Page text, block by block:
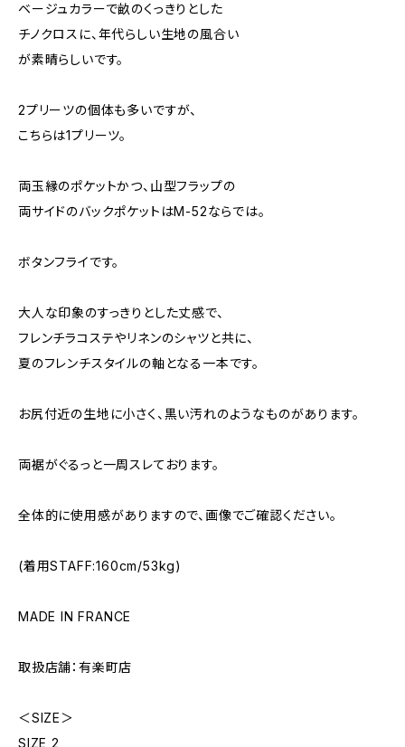
ベージュカラーで畝のくっきりとした
チノクロスに、年代らしい生地の風合い
が素晴らしいです。
2プリーツの個体も多いですが、
こちらは1プリーツ。
両玉縁のポケットかつ、山型フラップの
両サイドのバックポケットはM-52ならでは。
ボタンフライです。
大人な印象のすっきりとした丈感で、
フレンチラコステやリネンのシャツと共に、
夏のフレンチスタイルの軸となる一本です。
お尻付近の生地に小さく、黒い汚れのようなものがあります。
両裾がぐるっと一周スレております。
全体的に使用感がありますので、画像でご確認ください。
(着用STAFF:160cm/53kg)
MADE IN FRANCE
取扱店舗：有楽町店
＜SIZE＞
SIZE 2